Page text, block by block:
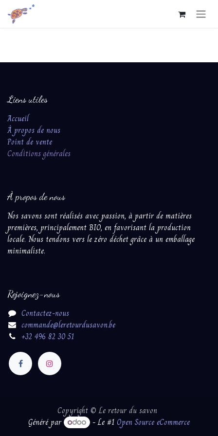
Se rendre au contenu
Liens utiles
Accueil
À propos de nous
Point de vente
Conditions ​génér​ales​
À propos de nous
Nos savons sont réalisés avec passion, à partir ​de matières
premières, principalement BIO, en favorisant la production
locale. Nous tendons vers le zéro déchet grâce à un emballage
minimaliste.
Rejoignez-nous
Contactez-nous
commande@leretourdusavon.be
+32 496 82 30 51
Copyright © Le retour du savon
Généré par
- Le #1Open Source eCommerce